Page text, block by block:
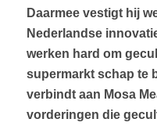
Daarmee vestigt hij
Nederlandse
werken hard om
supermarkt schap te
verbindt aan Mosa
vorderingen die